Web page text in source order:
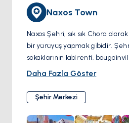
Naxos Town
Naxos Şehri, sık sık Chora
bir yürüyüş yapmak gibidir.
sokaklarının labirenti,
renklerle bezenmiş beyaz
konumlanmış ikonik antik
Portara'ya rastlayacaksınız. Bu
adanmış bir tapınağın
Daha Fazla Göster
Şehir Merkezi